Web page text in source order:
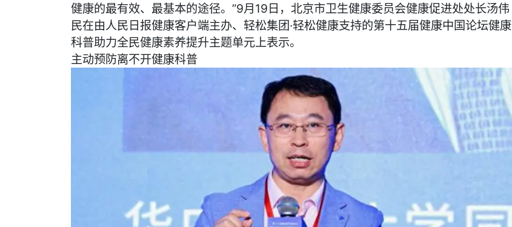
健康的最有效、最基本的途径。”9月19日，北京市卫生健康委员会健康促进处处长汤伟
民在由人民日报健康客户端主办、轻松集团·轻松健康支持的第十五届健康中国论坛健康
科普助力全民健康素养提升主题单元上表示。
主动预防离不开健康科普